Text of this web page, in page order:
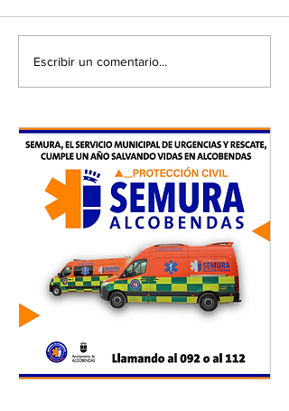
Escribir un comentario...